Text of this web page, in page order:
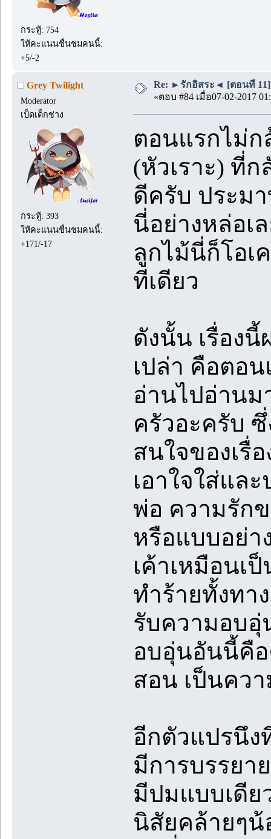
กระทู้: 754
ให้คะแนนชื่นชมคนนี้:
+5/-2
Grey Twilight
Moderator
เป็ดเด็กช่าง
กระทู้: 393
ให้คะแนนชื่นชมคนนี้:
+171/-17
Re: ►รักอิสระ◄ [ตอนที่ 11]
«ตอบ #84 เมื่อ07-02-2017
ตอนแรกไม่
(หัวเราะ) ที่
ดีครับ ประมา
นี่อย่างหล่อเ
ลูกไม้นี่ก็โอเ
ทีเดียว
ดังนั้น เรื่อง
เปล่า คือตอ
อ่านไปอ่าน
ครัวอะครับ
สนใจของเรื่
เอาใจใส่แล
พ่อ ความรัก
หรือแบบอย่า
เค้าเหมือนเ
ทำร้ายทั้งทา
รับความอบอุ่
อบอุ่นอันนี้คื
สอน เป็นคว
อีกตัวแปรนึง
มีการบรรยา
มีปมแบบเดี
นิสัยคล้ายๆน้